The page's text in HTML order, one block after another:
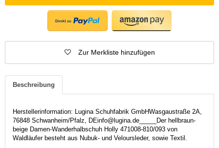
Zur Merkliste hinzufügen
Beschreibung
Herstellerinformation: Lugina Schuhfabrik GmbHWasgaustraße 2A,
76848 Schwanheim/Pfalz, DEinfo@lugina.de_____Der hellbraun-
beige Damen-Wanderhalbschuh Holly 471008-810/093 von
Waldläufer besteht aus Nubuk- und Veloursleder, sowie Textil.